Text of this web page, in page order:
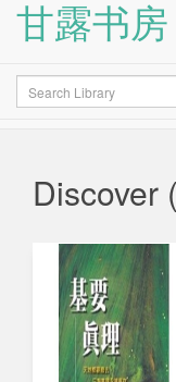
甘露书房
Search
Discover